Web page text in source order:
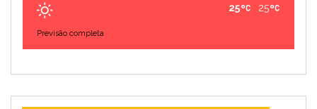
25
25
Previsão completa